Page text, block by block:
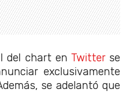
del chart en Twitterse
exclusivamente
se adelantó que